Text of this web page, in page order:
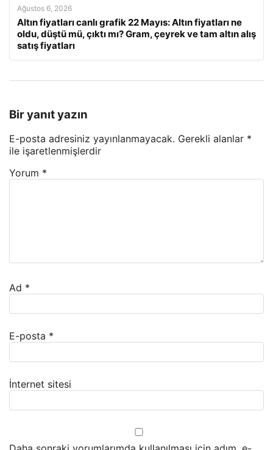
Ağustos 6, 2026
Altın fiyatları canlı grafik 22 Mayıs: Altın fiyatları ne
oldu, düştü mü, çıktı mı? Gram, çeyrek ve tam altın alış
satış fiyatları
Bir yanıt yazın
E-posta adresiniz yayınlanmayacak. Gerekli alanlar *
ile işaretlenmişlerdir
Yorum *
Ad *
E-posta *
İnternet sitesi